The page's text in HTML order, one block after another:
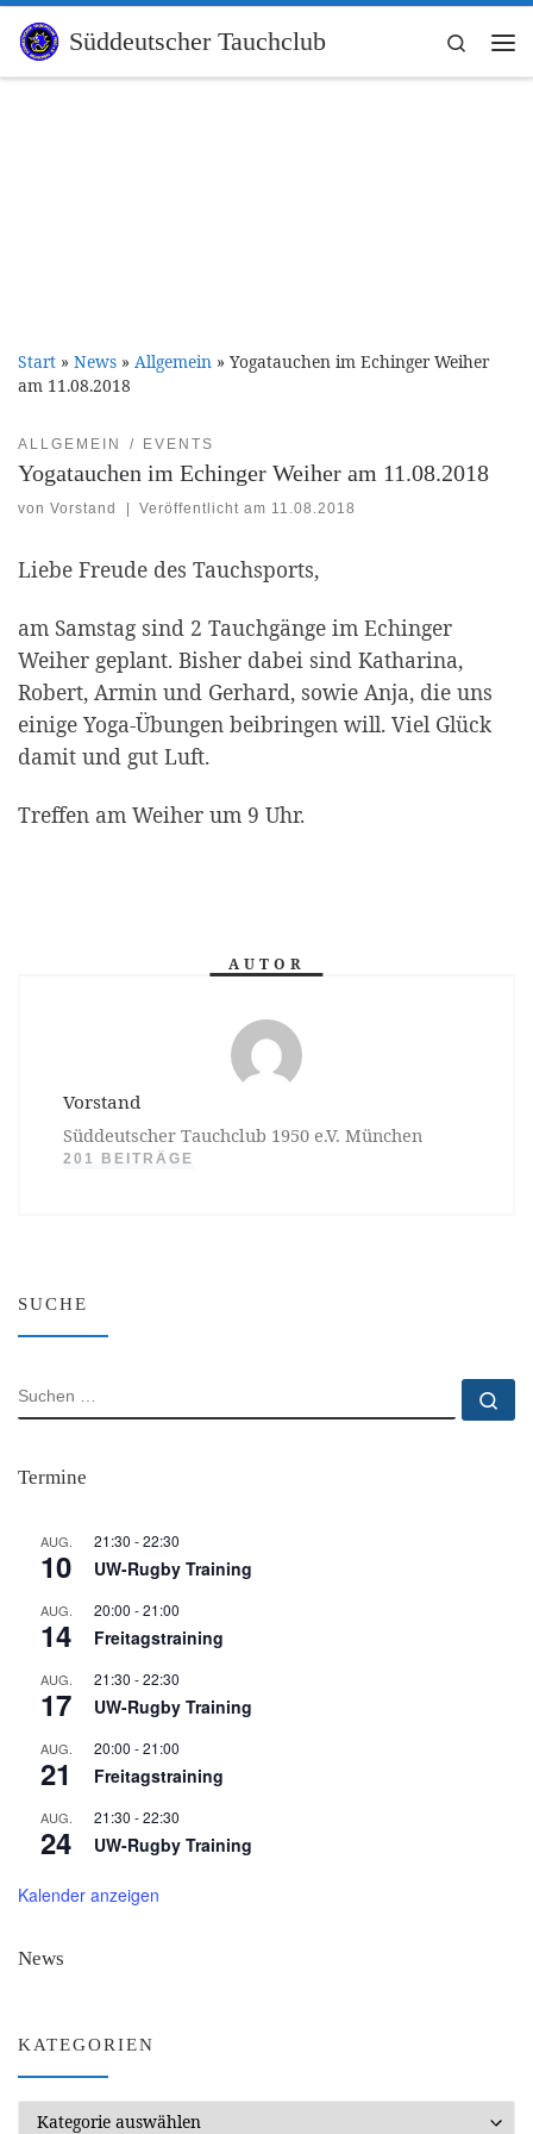
Zum Inhalt springen
Süddeutscher Tauchclub
Search
Start » News » Allgemein » Yogatauchen im Echinger Weiher
am 11.08.2018
ALLGEMEIN EVENTS
Yogatauchen im Echinger Weiher am 11.08.2018
von Vorstand Veröffentlicht am 11.08.2018
Liebe Freude des Tauchsports,
am Samstag sind 2 Tauchgänge im Echinger
Weiher geplant. Bisher dabei sind Katharina,
Robert, Armin und Gerhard, sowie Anja, die uns
einige Yoga-Übungen beibringen will. Viel Glück
damit und gut Luft.
Treffen am Weiher um 9 Uhr.
AUTOR
Vorstand
Süddeutscher Tauchclub 1950 e.V. München
201 BEITRÄGE
SUCHE
SUCHE
Termine
AUG.
10
21:30 -22:30
UW-Rugby Training
AUG.
14
20:00 -21:00
Freitagstraining
AUG.
17
21:30 -22:30
UW-Rugby Training
AUG.
21
20:00 -21:00
Freitagstraining
AUG.
24
21:30 -22:30
UW-Rugby Training
Kalender anzeigen
News
KATEGORIEN